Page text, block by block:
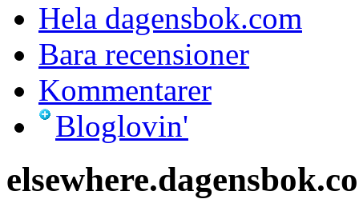
Hela dagensbok.com
Bara recensioner
Kommentarer
Bloglovin'